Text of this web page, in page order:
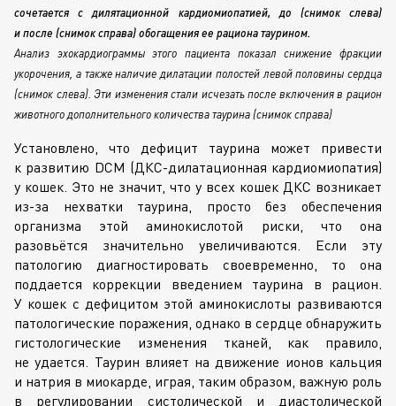
сочетается с дилятационной кардиомиопатией, до (снимок слева)
и после (снимок справа) обогащения ее рациона таурином.
Анализ эхокардиограммы этого пациента показал снижение фракции
укорочения, а также наличие дилатации полостей левой половины сердца
(снимок слева). Эти изменения стали исчезать после включения в рацион
животного дополнительного количества таурина (снимок справа)
Установлено, что дефицит таурина может привести
к развитию DCM (ДКС-дилатационная кардиомиопатия)
у кошек. Это не значит, что у всех кошек ДКС возникает
из-за нехватки таурина, просто без обеспечения
организма этой аминокислотой риски, что она
разовьётся значительно увеличиваются. Если эту
патологию диагностировать своевременно, то она
поддается коррекции введением таурина в рацион.
У кошек с дефицитом этой аминокислоты развиваются
патологические поражения, однако в сердце обнаружить
гистологические изменения тканей, как правило,
не удается. Таурин влияет на движение ионов кальция
и натрия в миокарде, играя, таким образом, важную роль
в регулировании систолической и диастолической